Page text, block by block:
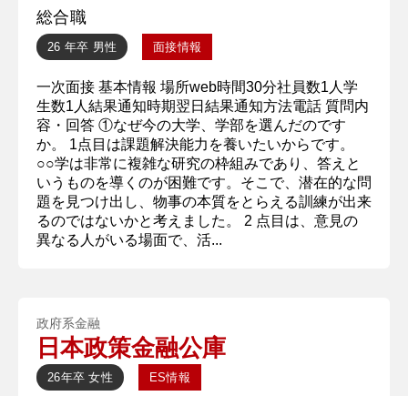
総合職
26 年卒 男性 面接情報
一次面接 基本情報 場所web時間30分社員数1人学
生数1人結果通知時期翌日結果通知方法電話 質問内
容・回答 ①なぜ今の大学、学部を選んだのです
か。 1点目は課題解決能力を養いたいからです。
○○学は非常に複雑な研究の枠組みであり、答えと
いうものを導くのが困難です。そこで、潜在的な問
題を見つけ出し、物事の本質をとらえる訓練が出来
るのではないかと考えました。 2 点目は、意見の
異なる人がいる場面で、活...
政府系金融
日本政策金融公庫
26年卒 女性 ES情報